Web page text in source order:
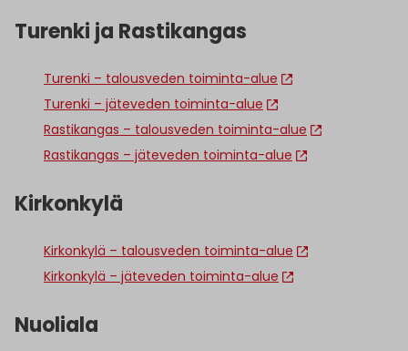
Turenki ja Rastikangas
Turenki – talousveden toiminta-alue
Turenki – jäteveden toiminta-alue
Rastikangas – talousveden toiminta-alue
Rastikangas – jäteveden toiminta-alue
Kirkonkylä
Kirkonkylä – talousveden toiminta-alue
Kirkonkylä – jäteveden toiminta-alue
Nuoliala